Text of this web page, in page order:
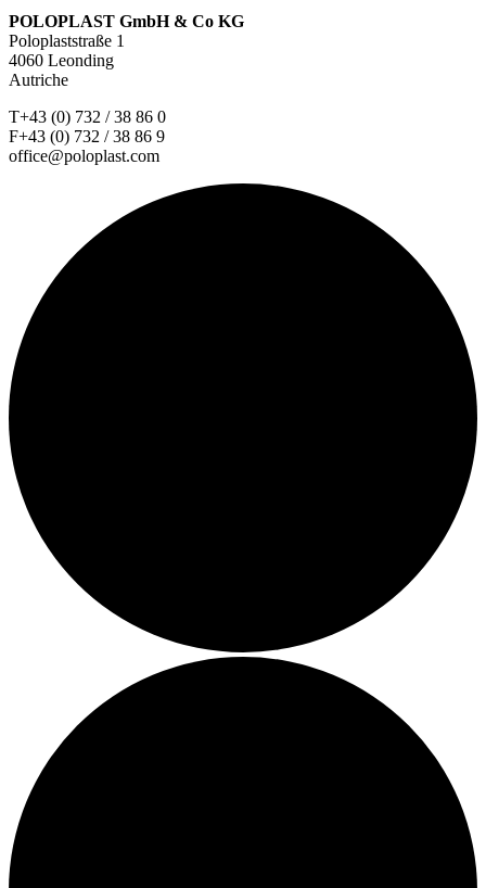
POLOPLAST GmbH & Co KG
Poloplaststraße 1
4060 Leonding
Autriche
T+43 (0) 732 / 38 86 0
F+43 (0) 732 / 38 86 9
office@poloplast.com